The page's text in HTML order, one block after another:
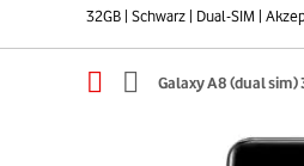
32GB | Schwarz | Dual-SIM |
Galaxy A8 (dual